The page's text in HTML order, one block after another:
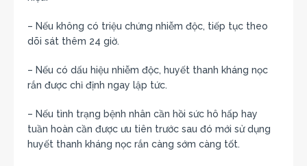
– Nếu không có triệu chứng nhiễm độc, tiếp tục theo
dõi sát thêm 24 giờ.
– Nếu có dấu hiệu nhiễm độc, huyết thanh kháng nọc
rắn được chỉ định ngay lập tức.
– Nếu tình trạng bệnh nhân cần hồi sức hô hấp hay
tuần hoàn cần được ưu tiên trước sau đó mới sử dụng
huyết thanh kháng nọc rắn càng sớm càng tốt.